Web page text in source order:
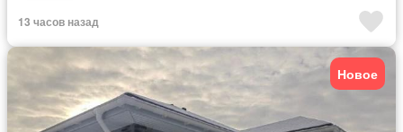
13 часов назад
Новое